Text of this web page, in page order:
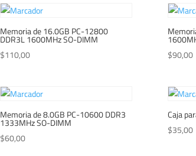
Memoria de 16.0GB PC-12800
DDR3L 1600MHz SO-DIMM
$110,00
$90,00
Memoria de 8.0GB PC-10600 DDR3
1333MHz SO-DIMM
$60,00
Caja
$35,00